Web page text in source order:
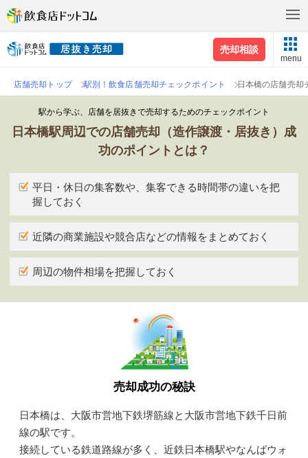
売却相談
menu
店舗売却トップ 駅別！飲食店舗売却チェックポイント 日本橋の店舗売却
駅から学ぶ、店舗を居抜きで売却するためのチェックポイント
日本橋駅周辺での店舗売却（造作譲渡・居抜き）成
功のポイントとは？
平日・休日の集客数や、集客できる時間帯の違いを把
握しておく
近隣の商業施設や競合店などの情報をまとめておく
周辺の物件相場を把握しておく
売却成功の秘訣
日本橋は、大阪市営地下鉄堺筋線と大阪市営地下鉄千日前
線の駅です。
接続している鉄道路線が多く、近鉄日本橋駅やなんばウォ